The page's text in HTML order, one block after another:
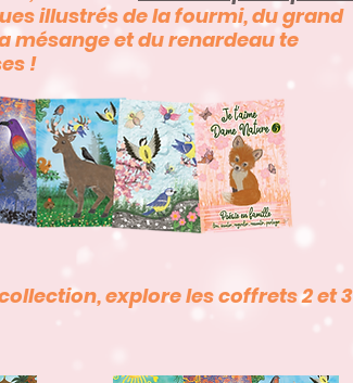
illustrés de la fourmi, du grand
mésange et du renardeau te
!
explore les coffrets 2 et 3